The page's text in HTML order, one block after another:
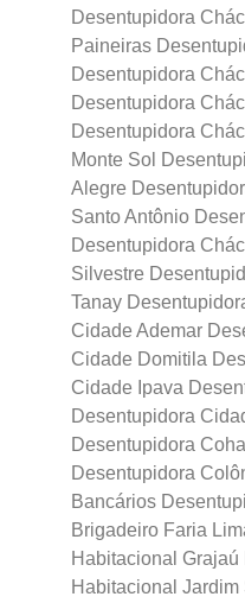
Desentupidora
Paineiras
Desentupidora
Desentupidora
Desentupidora
Monte Sol
Alegre
Santo Antônio
Desentupidora
Silvestre
Tanay
Cidade Ademar
Cidade Domitila
Cidade Ipava
Desentupidora
Desentupidora
Desentupidora
Bancários
Brigadeiro Faria
Habitacional
Habitacional